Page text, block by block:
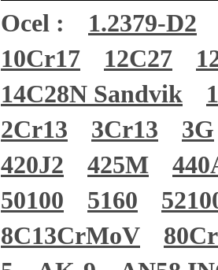
Ocel :
1.2379-D2
10Cr17
12C27
14C28N Sandvik
2Cr13
3Cr13
3G
420J2
425M
50100
5160
8C13CrMoV